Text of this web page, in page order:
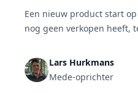
Een nieuw product start
nog geen verkopen heeft,
die cirkel met
leveren je eerste verkopen
relevantie op waarmee je
Lars Hurkmans
Mede-oprichter